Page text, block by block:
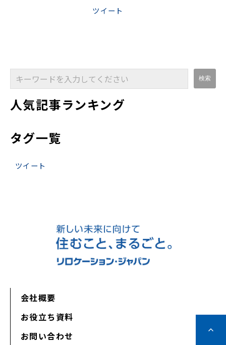
ツイート
人気記事ランキング
タグ一覧
ツイート
会社概要
お役立ち資料
お問い合わせ